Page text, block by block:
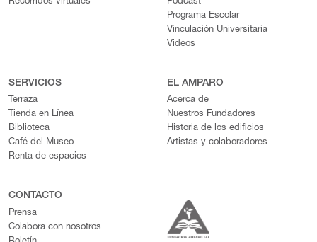
Programa Escolar
Vinculación Universitaria
Videos
SERVICIOS
Terraza
Tienda en Línea
Biblioteca
Café del Museo
Renta de espacios
EL AMPARO
Acerca de
Nuestros Fundadores
Historia de los edificios
Artistas y colaboradores
CONTACTO
Prensa
Colabora con nosotros